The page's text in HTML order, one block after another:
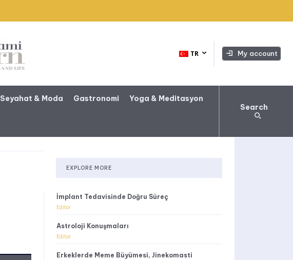
TR My account
Seyahat & Moda Gastronomi Yoga & Meditasyon
Search
EXPLORE MORE
İmplant Tedavisinde Doğru Süreç
Editor
Astroloji Konuşmaları
Editor
Erkeklerde Meme Büyümesi, Jinekomasti